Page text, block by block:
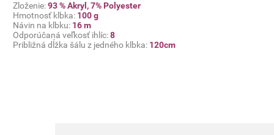
Zloženie:93% Akryl, 7% Polyester
Hmotnosť klbka: 100 g
Návin na klbku: 16m
Odporúčaná veľkosť ihlíc:8
Približná dĺžka šálu z jedného klbka: 120cm